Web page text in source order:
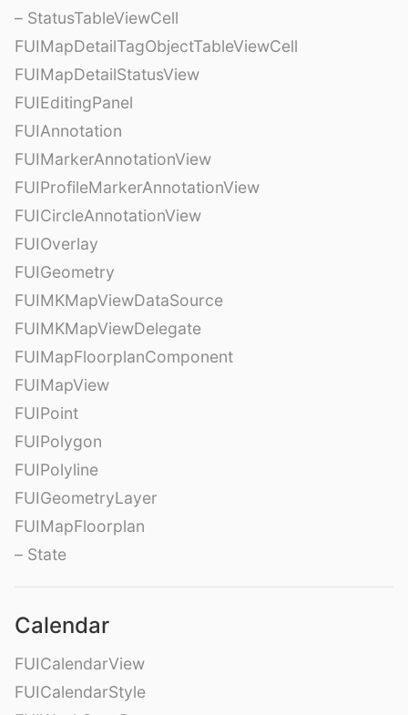
– StatusTableViewCell
FUIMapDetailTagObjectTableViewCell
FUIMapDetailStatusView
FUIEditingPanel
FUIAnnotation
FUIMarkerAnnotationView
FUIProfileMarkerAnnotationView
FUICircleAnnotationView
FUIOverlay
FUIGeometry
FUIMKMapViewDataSource
FUIMKMapViewDelegate
FUIMapFloorplanComponent
FUIMapView
FUIPoint
FUIPolygon
FUIPolyline
FUIGeometryLayer
FUIMapFloorplan
– State
Calendar
FUICalendarView
FUICalendarStyle